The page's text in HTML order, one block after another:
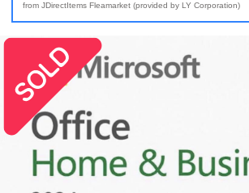
from JDirectItems Fleamarket (provided by LY Corporation)